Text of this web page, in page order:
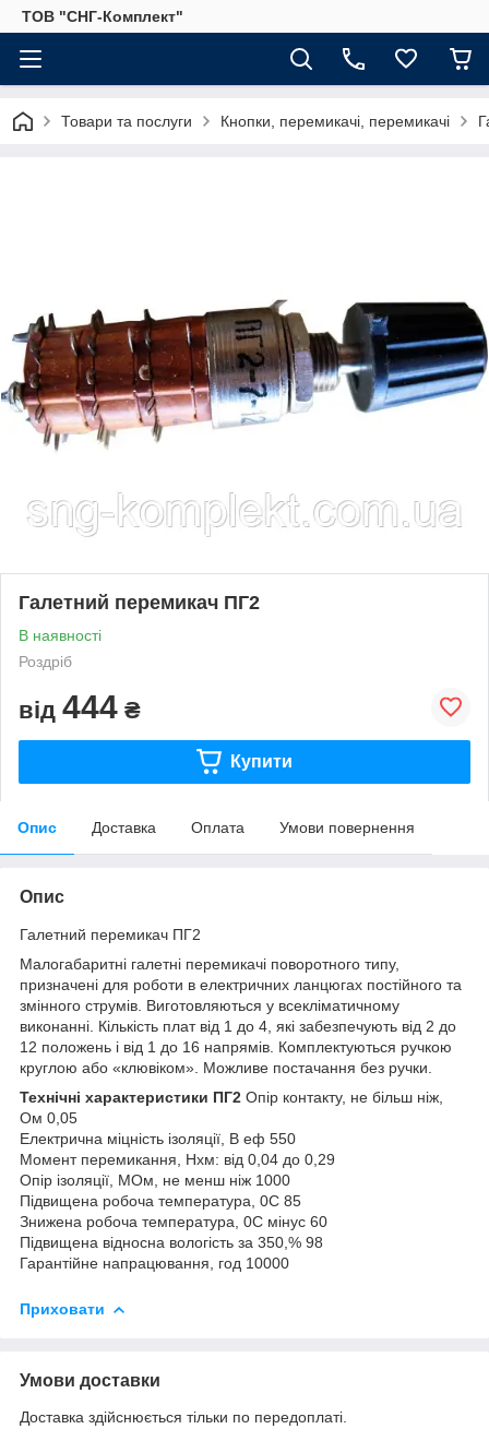
ТОВ "СНГ-Комплект"
Товари та послуги Кнопки, перемикачі, перемикачі
Галетний перемикач ПГ2
В наявності
Роздріб
від 444 ₴
Купити
Опис Доставка Оплата Умови повернення
Опис
Галетний перемикач ПГ2
Малогабаритні галетні перемикачі поворотного типу,
призначені для роботи в електричних ланцюгах постійного та
змінного струмів. Виготовляються у всекліматичному
виконанні. Кількість плат від 1 до 4, які забезпечують від 2 до
12 положень і від 1 до 16 напрямів. Комплектуються ручкою
круглою або «клювіком». Можливе постачання без ручки.
Технічні характеристики ПГ2 Опір контакту, не більш ніж,
Ом 0,05
Електрична міцність ізоляції, В еф 550
Момент перемикання, Нхм: від 0,04 до 0,29
Опір ізоляції, МОм, не менш ніж 1000
Підвищена робоча температура, 0С 85
Знижена робоча температура, 0С мінус 60
Підвищена відносна вологість за 350,% 98
Гарантійне напрацювання, год 10000
Приховати
Умови доставки
Доставка здійснюється тільки по передоплаті.